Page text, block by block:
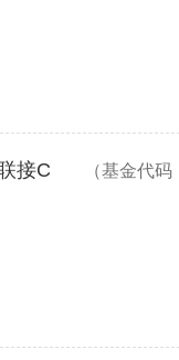
接C （基金代